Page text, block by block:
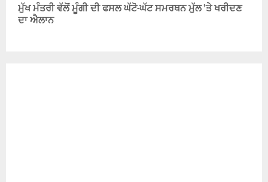
ਮੁੱਖ ਮੰਤਰੀ ਵੱਲੋਂ ਮੂੰਗੀ ਦੀ ਫਸਲ ਘੱਟੋ-ਘੱਟ ਸਮਰਥਨ ਮੁੱਲ ’ਤੇ ਖਰੀਦਣ
ਦਾ ਐਲਾਨ